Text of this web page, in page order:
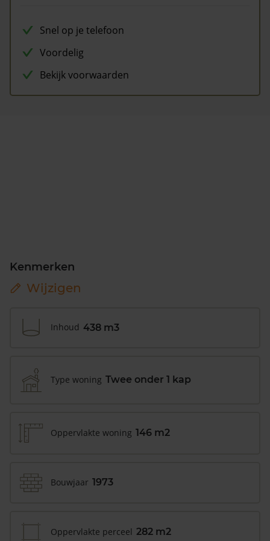
Snel op je telefoon
Voordelig
Bekijk voorwaarden
Kenmerken
Wijzigen
Inhoud 438 m3
Type woning Twee onder 1 kap
Oppervlakte woning 146 m2
Bouwjaar 1973
Oppervlakte perceel 282 m2